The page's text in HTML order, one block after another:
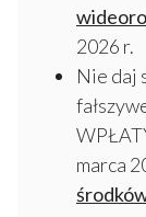
2026 r.
Nie daj
marca